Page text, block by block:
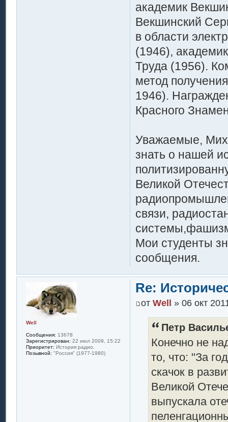
академик
Векшинский
в области
(1946),
Труда (1956).
метод
1946).
Красного
Уважаемые,
знать о нашей
Великой
связи,
Мои студенты
сообщения.
Re:
от Well » 06 окт
Петр
Конечно не
то, что: "За
скачок в
Великой
выпускала
Well
Сообщения: 13678
Зарегистрирован: 22 июл 2009, 15:22
Приоритет: История радио.
Позывной: "Россия" (1977-1980)